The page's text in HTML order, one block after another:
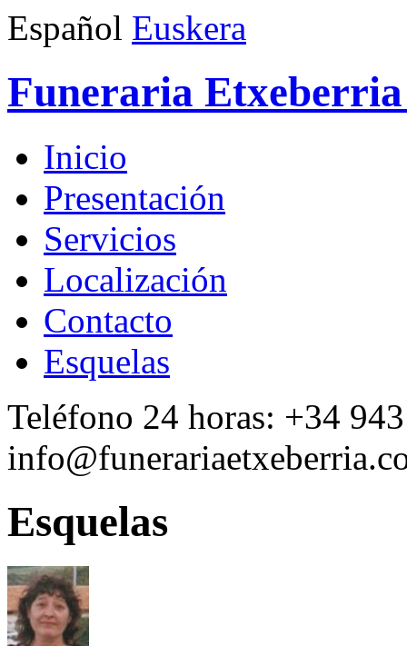
Español Euskera
Funeraria
Inicio
Presentación
Servicios
Localización
Contacto
Esquelas
Teléfono 24 horas: +34
Esquelas